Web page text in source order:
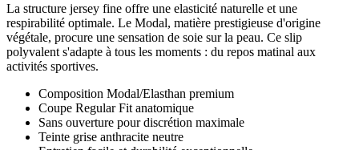
La structure jersey fine offre une elasticité naturelle et une
respirabilité optimale. Le Modal, matière prestigieuse d'origine
végétale, procure une sensation de soie sur la peau. Ce slip
polyvalent s'adapte à tous les moments : du repos matinal aux
activités sportives.
Composition Modal/Elasthan premium
Coupe Regular Fit anatomique
Sans ouverture pour discrétion maximale
Teinte grise anthracite neutre